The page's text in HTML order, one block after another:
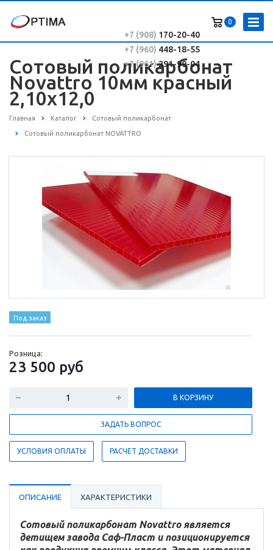
0
+7 (908) 170-20-40
+7 (960) 448-18-55
+7 (961)291-90-04
Сотовый поликарбонат
Novattro 10мм красный
2,10х12,0
Главная Каталог Сотовый поликарбонат
Сотовый поликарбонат NOVATTRO
Под заказ
Розница:
23 500 руб
В КОРЗИНУ
ЗАДАТЬ ВОПРОС
УСЛОВИЯ ОПЛАТЫ РАСЧЕТ ДОСТАВКИ
ОПИСАНИЕ ХАРАКТЕРИСТИКИ
Сотовый поликарбонат Novattro является
детищем завода Саф-Пласт и позиционируется